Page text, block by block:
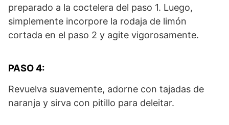
preparado a la coctelera del paso 1. Luego,
simplemente incorpore la rodaja de limón
cortada en el paso 2 y agite vigorosamente.
PASO 4:
Revuelva suavemente, adorne con tajadas de
naranja y sirva con pitillo para deleitar.